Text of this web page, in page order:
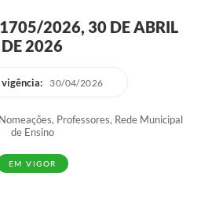
2026, 30 DE ABRIL
DE 2026
30/04/2026
Professores, Rede Municipal
de Ensino
EM VIGOR